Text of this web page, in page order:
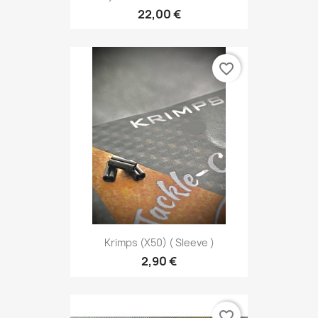
22,00 €
Krimps (x50) ( Sleeve )
2,90 €
favorite_border